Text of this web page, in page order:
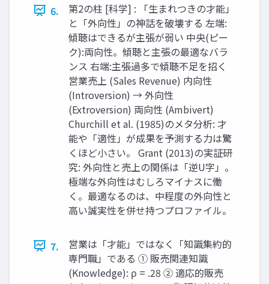
6.
第2の柱 [科学] : 「生まれつきの才能」
と「外向性」の神話を破壊する 左端:
傾聴はできるが主張が弱い 中央(ピー
ク):両向性。傾聴と主張の最適なバラ
ンス 右端:主張過多で傾聴不足を招く
営業売上 (Sales Revenue) 内向性
(Introversion) → 外向性
(Extroversion) 両向性 (Ambivert)
Churchill et al. (1985)のメタ分析: 才
能や「適性」が成果を予測する力は驚
くほど小さい。 Grant (2013)の実証研
究: 外向性と売上の関係は「逆U字」。
極端な外向性はむしろマイナスに働
く。最適なるのは、中程度の外向性と
高い誠実性を併せ持つプロファイル。
7.
営業は「才能」ではなく「知識集約的
専門職」である ① 販売関連知識
(Knowledge): ρ = .28 ② 適応的販売